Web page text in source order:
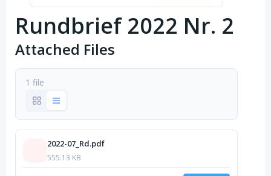
Rundbrief 2022 Nr. 2
Attached Files
1 file
2022-07_Rd.pdf
555.13 KB